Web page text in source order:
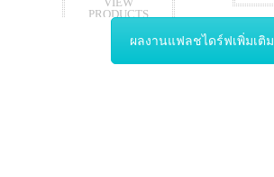
PRODUCTS
ผลงานแฟลชไดร์ฟเพิ่มเติม